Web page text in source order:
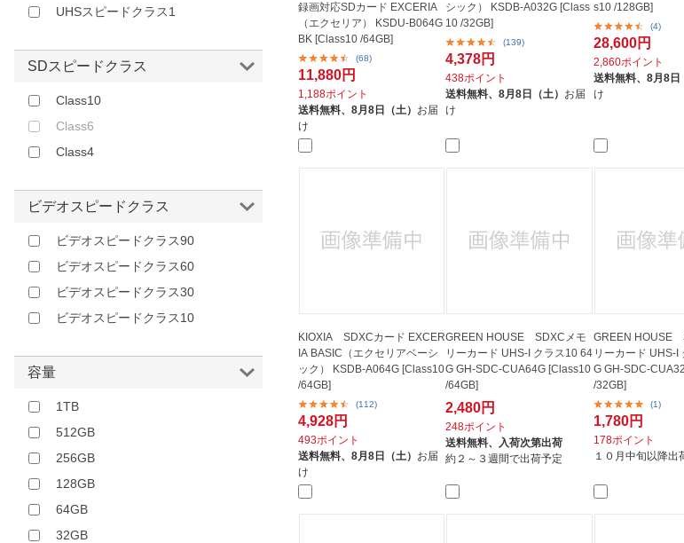
録画対応SDカード EXCERIA
（エクセリア） KSDU-B064G
BK [Class10 /64GB]
(68)
11,880円
1,188ポイント
送料無料、 8月8日（土） お届
け
シック） KSDB-A032G [Class
10 /32GB]
(139)
4,378円
438ポイント
送料無料、8月8日（土） お届
け
s10 /128GB]
(4)
28,600円
2,860ポイント
送料無料、 8月8日
け
KIOXIA SDXCカード EXCER
IA BASIC（エクセリアベーシ
ック） KSDB-A064G [Class10
/64GB]
(112)
4,928円
493ポイント
送料無料、 8月8日（土） お届
け
GREEN HOUSE SDXCメモ
リーカード UHS-I クラス10 64
G GH-SDC-CUA64G [Class10
/64GB]
2,480円
248ポイント
送料無料、
入荷次第出荷
約２～３週間で出荷予定
GREEN HOUSE
リーカード UHS-I
G GH-SDC-
/32GB]
(1)
1,780円
178ポイント
１０月中旬以降出
UHSスピードクラス1
SDスピードクラス
Class10
Class6
Class4
ビデオスピードクラス
ビデオスピードクラス90
ビデオスピードクラス60
ビデオスピードクラス30
ビデオスピードクラス10
容量
1TB
512GB
256GB
128GB
64GB
32GB